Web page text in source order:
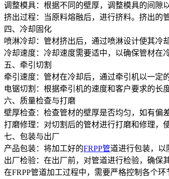
调整模具‌：根据不同的壁厚，调整模具的间隙
挤出过程‌：当原料熔融后，进行挤料。挤出的
四、冷却固化
喷淋冷却‌：管材挤出后，通过喷淋设计使其冷
冷却速度‌：冷却速度需要适中，以确保管材在
五、牵引切割
牵引速度‌：管材在冷却后，通过牵引机以一定
电锯切割‌：根据牵引机的速度和客户要求的长
六、质量检查与打磨
壁厚检查‌：检查管材的壁厚是否均匀，如有偏
打磨修理‌：对切割后的管材进行打磨和修理，
七、包装与出厂
‌产品包装‌：将加工好的FRPP管道进行包装，以
出厂检验‌：在出厂前，对管道进行检验，确保
在FRPP管道加工过程中，需要严格控制各个